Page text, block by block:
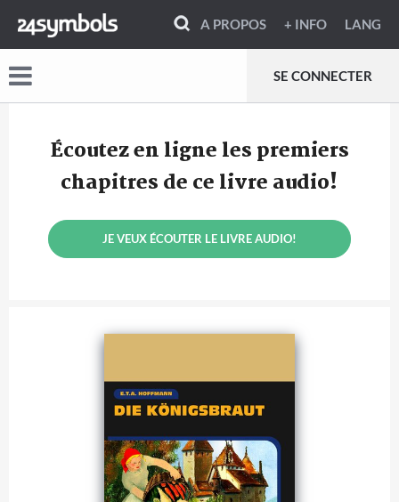
A PROPOS + INFO LANG
SE CONNECTER
Écoutez en ligne les premiers
chapitres de ce livre audio!
JE VEUX ÉCOUTER LE LIVRE AUDIO!